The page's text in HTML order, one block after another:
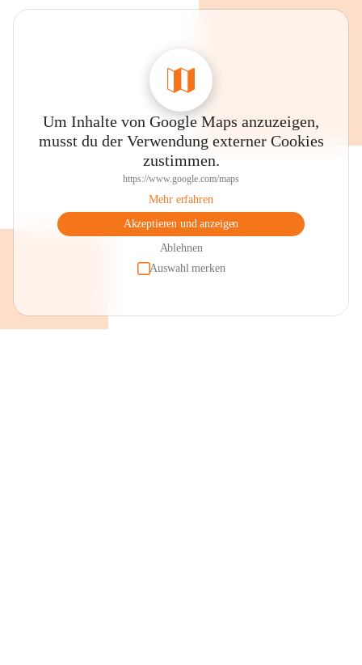
Um Inhalte von Google Maps anzuzeigen,
musst du der Verwendung externer Cookies
zustimmen.
https://www.google.com/maps
Mehr erfahren
Akzeptieren und anzeigen
Ablehnen
Auswahl merken